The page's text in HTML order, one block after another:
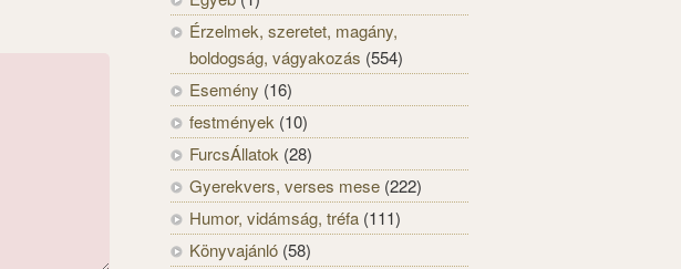
Érzelmek, szeretet, magány,
boldogság, vágyakozás (554)
Esemény (16)
festmények (10)
FurcsÁllatok (28)
Gyerekvers, verses mese (222)
Humor, vidámság, tréfa (111)
Könyvajánló (58)